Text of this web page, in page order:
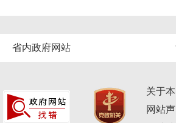
省内政府网站
关于本
网站